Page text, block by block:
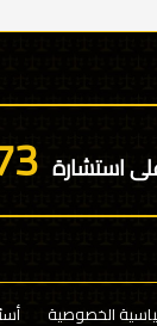
استشارة
الخصوصية